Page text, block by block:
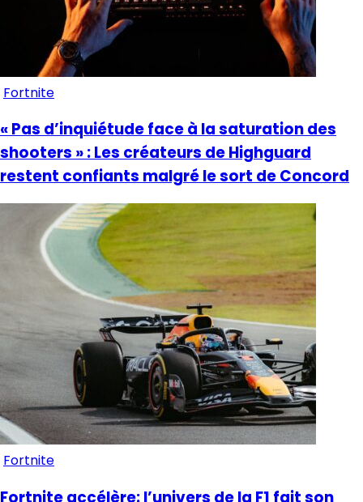
Fortnite
« Pas d’inquiétude face à la saturation des
shooters » : Les créateurs de Highguard
restent confiants malgré le sort de Concord
Fortnite
Fortnite accélère: l’univers de la F1 fait son